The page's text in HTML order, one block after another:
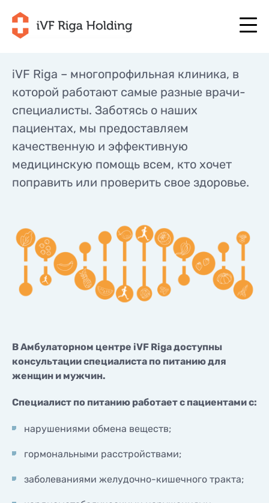
RU
+371 67 111 117
+371 25 641 022
ЛЕЧЕНИЕ
ВАША ПРОГРАММА
ПОЛЕЗНО
ЦЕНЫ
КОНТАКТЫ
RU
LV
EN
NO
+371 67 111 117
О НАС
ПОЛЕЗНО
ЦЕНЫ
КОНТАКТЫ
iVF Riga – многопрофильная клиника, в
которой работают самые разные врачи-
специалисты. Заботясь о наших
пациентах, мы предоставляем
качественную и эффективную
медицинскую помощь всем, кто хочет
поправить или проверить свое здоровье.
В Амбулаторном центре iVF Riga доступны
консультации специалиста по питанию для
женщин и мужчин.
Специалист по питанию работает с пациентами с:
нарушениями обмена веществ;
гормональными расстройствами;
заболеваниями желудочно-кишечного тракта;